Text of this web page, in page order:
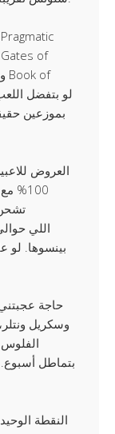
العروض
بينسوها. لو
حاجة
وسكريل
بتماطل أسبوع.
النقطة